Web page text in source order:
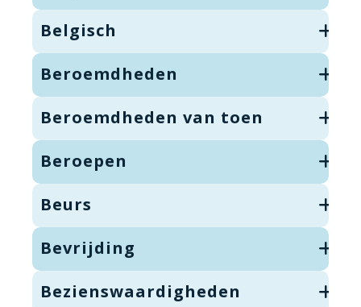
Belgisch
Beroemdheden
Beroemdheden van toen
Beroepen
Beurs
Bevrijding
Bezienswaardigheden